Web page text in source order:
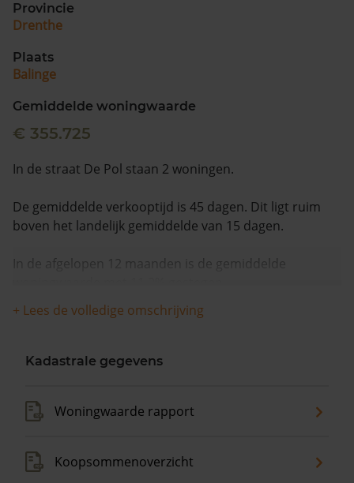
Provincie
Drenthe
Plaats
Balinge
Gemiddelde woningwaarde
€ 355.725
In de straat De Pol staan 2 woningen.
De gemiddelde verkooptijd is 45 dagen. Dit ligt ruim
boven het landelijk gemiddelde van 15 dagen.
In de afgelopen 12 maanden is de gemiddelde
+ Lees de volledige omschrijving
Kadastrale gegevens
Woningwaarde rapport
Koopsommenoverzicht